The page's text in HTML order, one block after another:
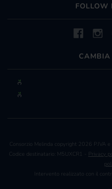
FOLLOW
Consorzio Melinda copyright 2026 P.IVA
Codice destinatario: M5UXCR1 - Privacy
Intervento realizzato con il